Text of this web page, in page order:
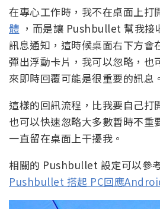
在專心工作時，我不在桌面上打
體 ，而是讓 Pushbullet 幫我接
訊息通知，這時候桌面右下方會
彈出浮動卡片，我可以忽略，也
來即時回覆可能是很重要的訊息。
這樣的回訊流程，比我要自己打
也可以快速忽略大多數暫時不重
一直留在桌面上干擾我。
相關的 Pushbullet 設定可以參
Pushbullet 搭起 PC回應